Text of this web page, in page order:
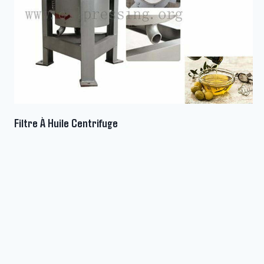
Filtre À Huile Centrifuge